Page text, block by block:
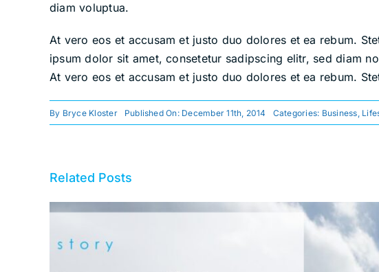
diam voluptua.
At vero eos et accusam et justo duo dolores et ea rebum.
ipsum dolor sit amet, consetetur sadipscing elitr, sed diam
At vero eos et accusam et justo duo dolores et ea rebum.
By Bryce Kloster Published On: December 11th, 2014 Categories: Business
Related Posts